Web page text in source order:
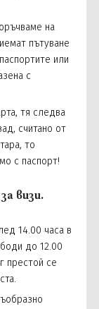
на
пътуване
или
с
тя следва
считано от
то
с паспорт!
визи.
14.00 часа в
до 12.00
престой се